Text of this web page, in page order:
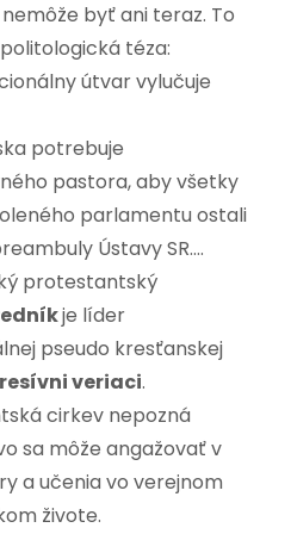
byť ani teraz. To
téza:
útvar vylučuje
potrebuje
pastora, aby všetky
parlamentu ostali
Ústavy SR….
protestantský
je líder
pseudo kresťanskej
veriaci.
cirkev nepozná
sa môže angažovať v
a učenia vo verejnom
živote.